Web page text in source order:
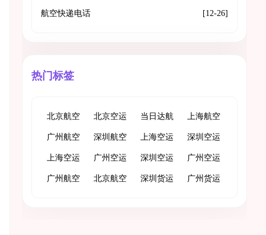
了，发之前一定看清
航空快递电话 [12-26]
热门标签
北京航空
货运
北京空运 当日达航
空货运
上海航空
货运
广州航空
货运
深圳航空
货运
上海空运 深圳空运
上海空运
快递
广州空运
快递
深圳空运
快递
广州空运
广州航空 北京航空 深圳货运 广州货运